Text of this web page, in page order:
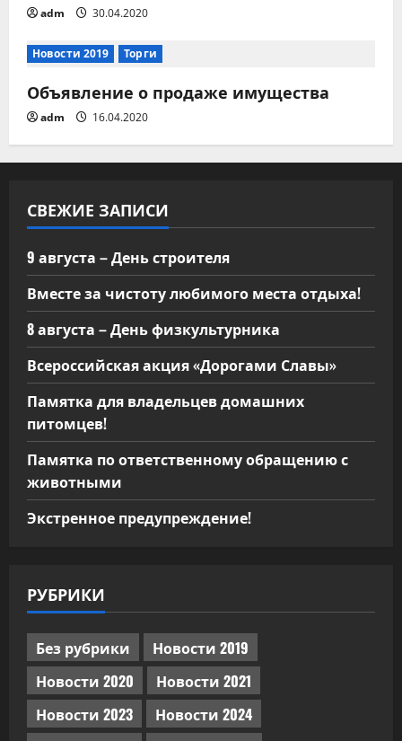
adm 30.04.2020
Новости 2019 Торги
Объявление о продаже имущества
adm 16.04.2020
СВЕЖИЕ ЗАПИСИ
9 августа – День строителя
Вместе за чистоту любимого места отдыха!
8 августа – День физкультурника
Всероссийская акция «Дорогами Славы»
Памятка для владельцев домашних
питомцев!
Памятка по ответственному обращению с
животными
Экстренное предупреждение!
РУБРИКИ
Без рубрики
Новости 2019
Новости 2020
Новости 2021
Новости 2023
Новости 2024